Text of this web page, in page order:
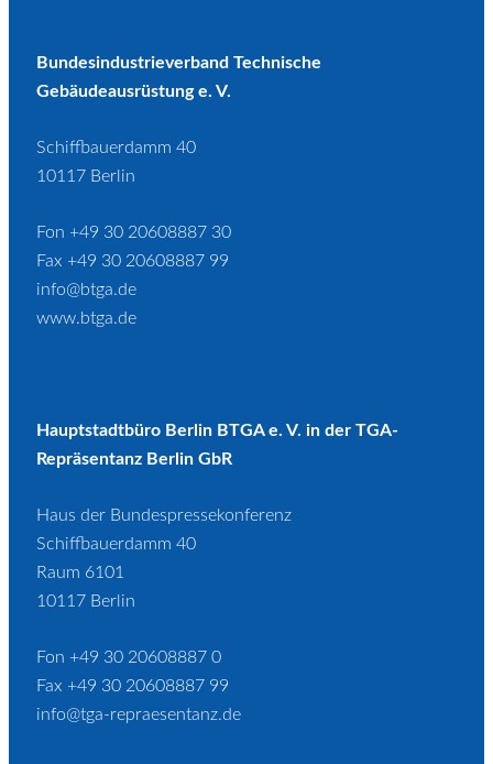
Bundesindustrieverband Technische
Gebäudeausrüstung e. V.
Schiffbauerdamm 40
10117 Berlin
Fon +49 30 20608887 30
Fax +49 30 20608887 99
info@btga.de
www.btga.de
Hauptstadtbüro Berlin BTGA e. V. in der TGA-
Repräsentanz Berlin GbR
Haus der Bundespressekonferenz
Schiffbauerdamm 40
Raum 6101
10117 Berlin
Fon +49 30 20608887 0
Fax +49 30 20608887 99
info@tga-repraesentanz.de